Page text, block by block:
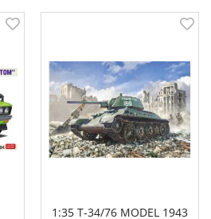
1:35 T-34/76 MODEL 1943